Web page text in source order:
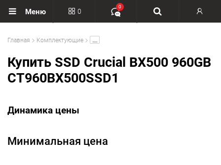
Меню 0
0
Главная Комплектующие
Купить SSD Crucial BX500 960GB
CT960BX500SSD1
Динамика цены
Минимальная цена